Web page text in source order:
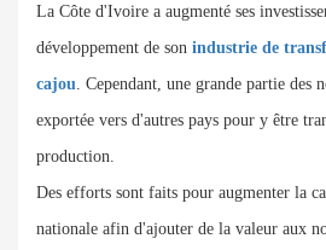
La Côte d'Ivoire a augmenté ses
développement de son industrie de
cajou . Cependant, une grande partie des
exportée vers d'autres pays pour y être
production.
Des efforts sont faits pour augmenter la
nationale afin d'ajouter de la valeur aux